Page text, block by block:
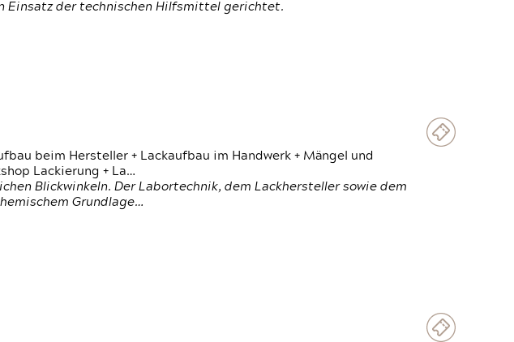
Einsatz der technischen Hilfsmittel gerichtet.
beim Hersteller + Lackaufbau im Handwerk + Mängel und
Lackierung + La…
Blickwinkeln. Der Labortechnik, dem Lackhersteller sowie dem
Grundlage…